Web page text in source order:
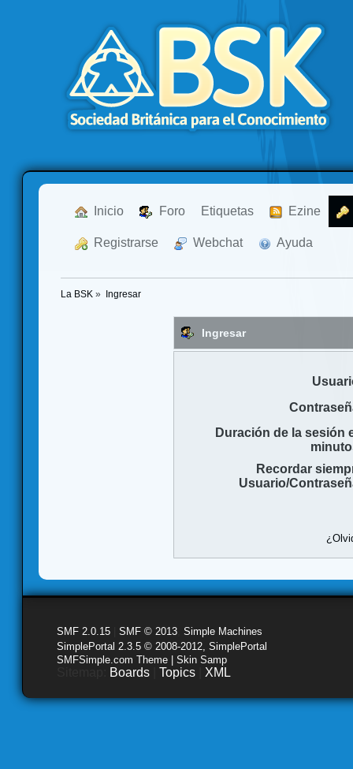
Inicio Foro Etiquetas Ezine
Registrarse Webchat Ayuda
La BSK » Ingresar
Ingresar
Duración de la sesión
Recordar
Usuario/
SMF 2.0.15 SMF © 2013 Simple Machines
SimplePortal 2.3.5 © 2008-2012, SimplePortal
SMFSimple.com Theme | Skin Samp
Boards Topics XML